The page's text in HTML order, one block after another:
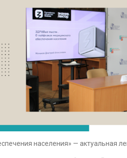
населения» — актуальная